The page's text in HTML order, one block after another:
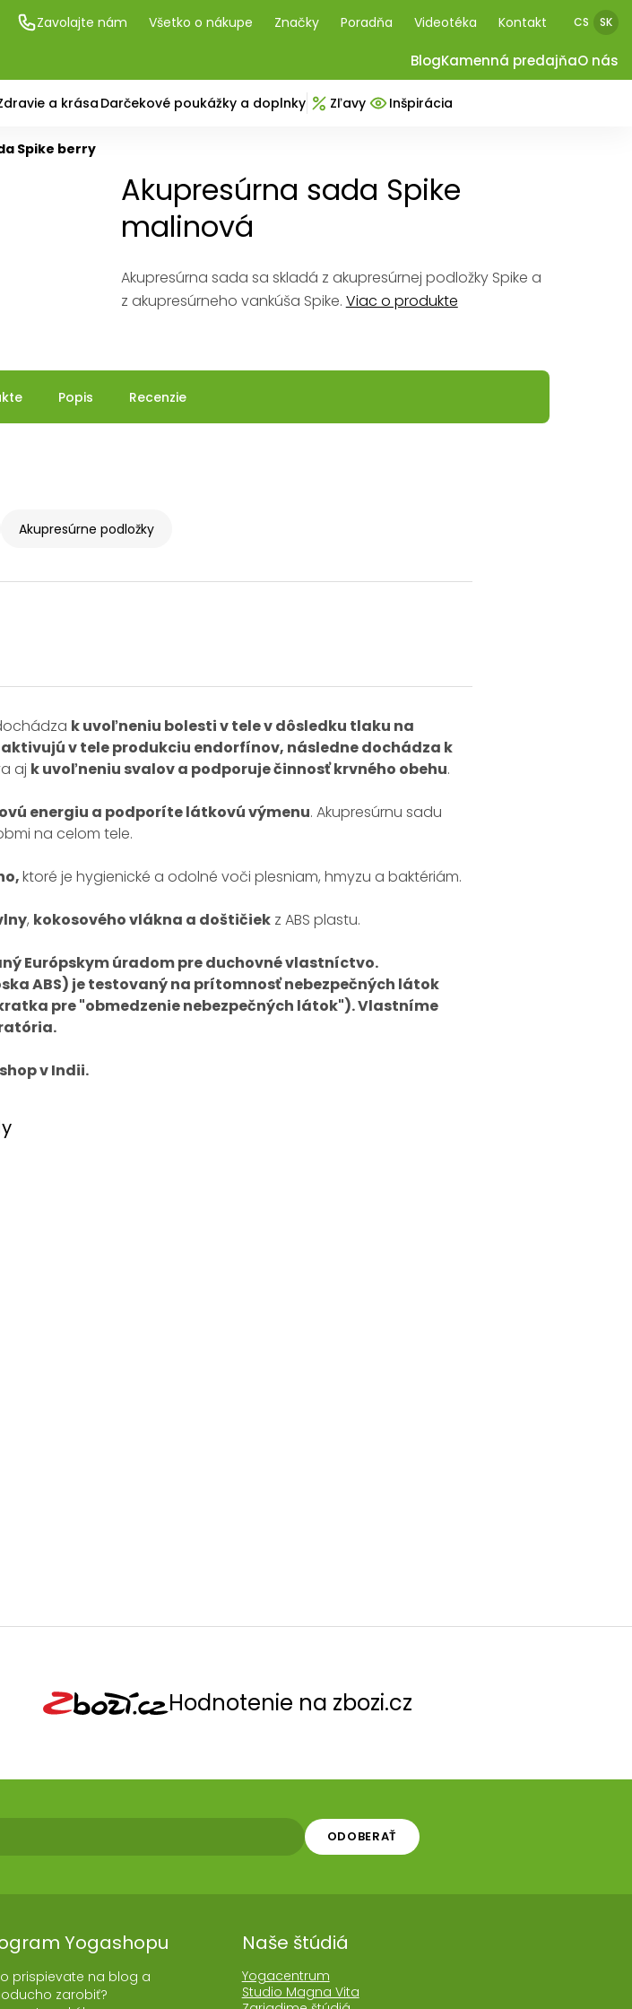
Zavolajte nám Všetko o nákupe Značky Poradňa Videotéka Kontakt CS SK
BlogKamenná predajňaO nás
a krása Darčekové poukážky a doplnky Zľavy Inšpirácia
Spike berry
Akupresúrna sada Spike
malinová
Akupresúrna sada sa skladá z akupresúrnej podložky Spike a
z akupresúrneho vankúša Spike. Viac o produkte
Popis Recenzie
Akupresúrne podložky
k uvoľneniu bolesti v tele v dôsledku tlaku na
v tele produkciu endorfínov, následne dochádza k
aj k uvoľneniu svalov a podporuje činnosť krvného obehu.
energiu a podporíte látkovú výmenu. Akupresúrnu sadu
na celom tele.
ktoré je hygienické a odolné voči plesniam, hmyzu a baktériám.
, kokosového vlákna a doštičiek z ABS plastu.
Európskym úradom pre duchovné vlastníctvo.
ABS) je testovaný na prítomnosť nebezpečných látok
pre "obmedzenie nebezpečných látok"). Vlastníme
v Indii.
Hodnotenie na zbozi.cz
ODOBERAŤ
Yogashopu
prispievate na blog a
zarobiť?
Naše štúdiá
Yogacentrum
Studio Magna Vita